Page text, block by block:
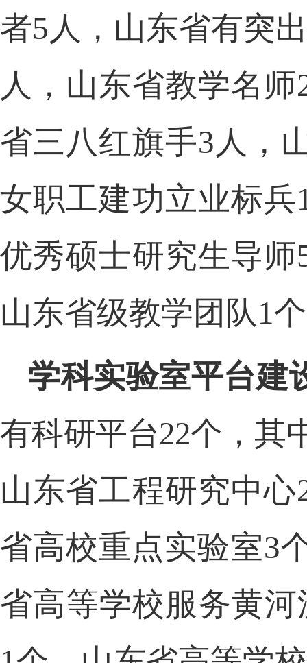
者5人，山东省有突
人，山东省教学名
省三八红旗手3人，
女职工建功立业标
优秀硕士研究生导师
山东省级教学团队1
学科实验室平台建
有科研平台22个，其
山东省工程研究中心
省高校重点实验室3
省高等学校服务黄